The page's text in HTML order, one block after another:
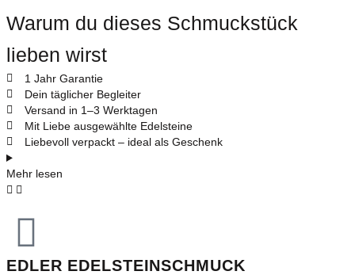
Warum du dieses Schmuckstück
lieben wirst
1 Jahr Garantie
Dein täglicher Begleiter
Versand in 1–3 Werktagen
Mit Liebe ausgewählte Edelsteine
Liebevoll verpackt – ideal als Geschenk
Mehr lesen
EDLER EDELSTEINSCHMUCK